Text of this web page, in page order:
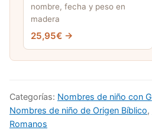
nombre, fecha y peso en
madera
25,95€ →
Categorías: Nombres de niño con G
Nombres de niño de Origen Bíblico,
Romanos